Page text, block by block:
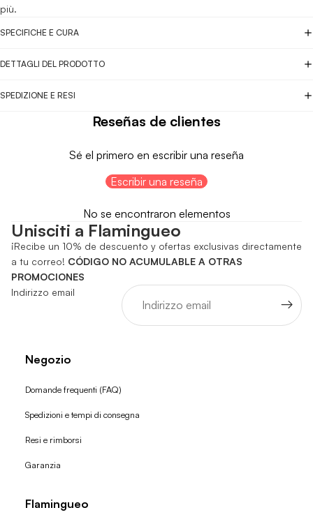
più.
SPECIFICHE E CURA
DETTAGLI DEL PRODOTTO
SPEDIZIONE E RESI
Reseñas de clientes
Sé el primero en escribir una reseña
Escribir una reseña
No se encontraron elementos
Unisciti a Flamingueo
¡Recibe un 10% de descuento y ofertas exclusivas directamente
a tu correo! CÓDIGO NO ACUMULABLE A OTRAS
PROMOCIONES
Indirizzo email
Negozio
Domande frequenti (FAQ)
Spedizioni e tempi di consegna
Resi e rimborsi
Garanzia
Flamingueo